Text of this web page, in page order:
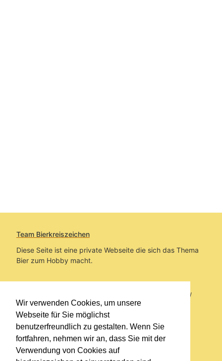
Wir verwenden Cookies, um unsere
Webseite für Sie möglichst
benutzerfreundlich zu gestalten. Wenn Sie
fortfahren, nehmen wir an, dass Sie mit der
Verwendung von Cookies auf
Team Bierkreiszeichen
Diese Seite ist eine private Webseite die sich das Thema
Bier zum Hobby macht.
Sie befinden sich auf https://www.bierkreiszeichen.at/
im Pfad:Bierkreiszeichen/Gesammelte Biere
Erstellt: 2026-08-08
Links